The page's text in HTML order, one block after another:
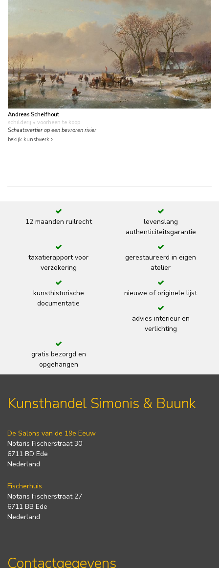
Andreas Schelfhout
schilderij • voorheen te koop
Schaatsvertier op een bevroren rivier
bekijk kunstwerk
12 maanden ruilrecht
levenslang
authenticiteitsgarantie
taxatierapport voor
verzekering
gerestaureerd in eigen
atelier
kunsthistorische
documentatie
nieuwe of originele lijst
advies interieur en
verlichting
gratis bezorgd en
opgehangen
Kunsthandel Simonis & Buunk
De Salons van de 19e Eeuw
Notaris Fischerstraat 30
6711 BD Ede
Nederland
Fischerhuis
Notaris Fischerstraat 27
6711 BB Ede
Nederland
Contactgegevens